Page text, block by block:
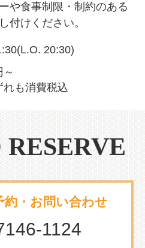
や食事制限・制約のある
付けください。
20:30)
も消費税込
約・お問い合わせ
1124